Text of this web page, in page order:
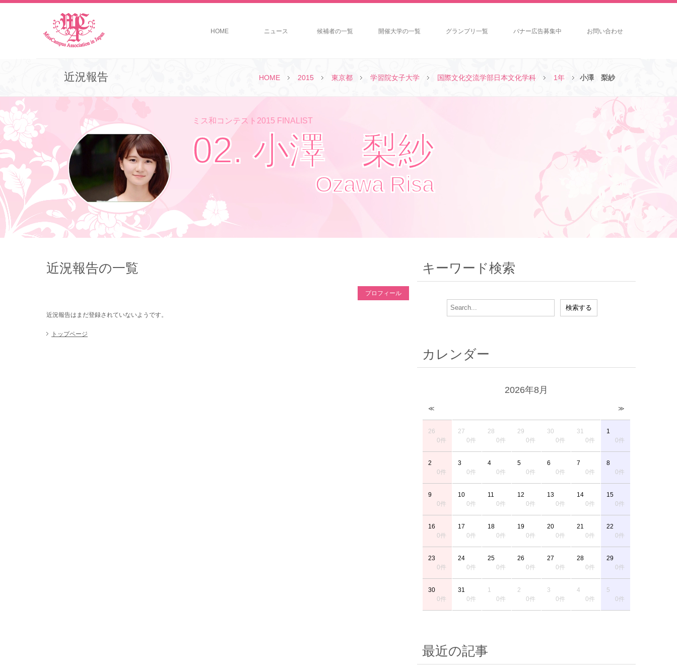
HOME ニュース 候補者の一覧 開催大学の一覧 グランプリ一覧 バナー広告募集中 お問い合わせ
HOME 2015 東京都 学習院女子大学 国際文化交流学部日本文化学科 1年 小澤 梨紗
近況報告
ミス和コンテスト2015 FINALIST
02. 小澤 梨紗
Ozawa Risa
近況報告の一覧
プロフィール
近況報告はまだ登録されていないようです。
トップページ
キーワード検索
カレンダー
2026年8月
≪ ≫
26
0件
27
0件
28
0件
29
0件
30
0件
31
0件
1
0件
2
0件
3
0件
4
0件
5
0件
6
0件
7
0件
8
0件
9
0件
10
0件
11
0件
12
0件
13
0件
14
0件
15
0件
16
0件
17
0件
18
0件
19
0件
20
0件
21
0件
22
0件
23
0件
24
0件
25
0件
26
0件
27
0件
28
0件
29
0件
30
0件
31
0件
1
0件
2
0件
3
0件
4
0件
5
0件
最近の記事